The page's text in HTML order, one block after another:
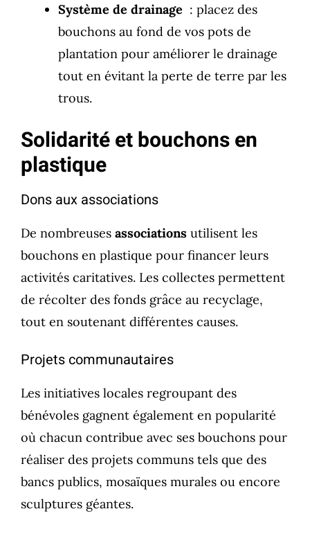
Système de drainage : placez des
bouchons au fond de vos pots de
plantation pour améliorer le drainage
tout en évitant la perte de terre par les
trous.
Solidarité et bouchons en
plastique
Dons aux associations
De nombreuses associations utilisent les
bouchons en plastique pour financer leurs
activités caritatives. Les collectes permettent
de récolter des fonds grâce au recyclage,
tout en soutenant différentes causes.
Projets communautaires
Les initiatives locales regroupant des
bénévoles gagnent également en popularité
où chacun contribue avec ses bouchons pour
réaliser des projets communs tels que des
bancs publics, mosaïques murales ou encore
sculptures géantes.